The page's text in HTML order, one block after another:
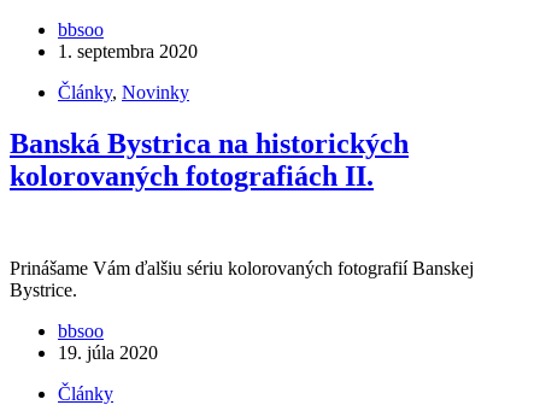
bbsoo
1. septembra 2020
Články, Novinky
Banská Bystrica na historických
kolorovaných fotografiách II.
Prinášame Vám ďalšiu sériu kolorovaných fotografií Banskej
Bystrice.
bbsoo
19. júla 2020
Články